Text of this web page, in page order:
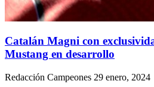
Catalán Magni con
Mustang en desarrollo
Redacción Campeones 29 enero, 2024